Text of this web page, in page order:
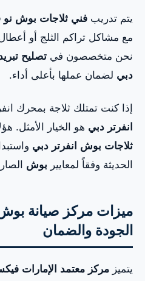
يتم تدريب فني ثلاجات بوش
مع مشاكل تراكم الثلج أو
نحن متخصصون في تصليح
دبي لضمان عملها بأعلى أداء.
إذا كنت تمتلك ثلاجة بمحرك
انفرتر دبي هو الخيار الأمثل.
ثلاجات بوش انفرتر دبي
الحديثة وفقاً لمعايير بوش
ميزات مركز صيانة
الجودة والضمان
يتميز مركز معتمد الإمارات